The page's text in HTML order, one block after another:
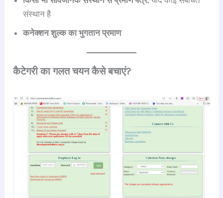
संस्थान है
कनेक्शन शुल्क का भुगतान प्रमाण
कैटेगरी का गलत चयन कैसे बचाएं?